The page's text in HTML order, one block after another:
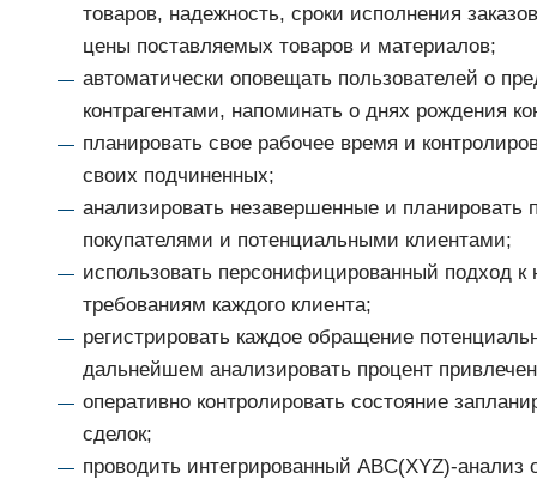
товаров, надежность, сроки исполнения
цены поставляемых товаров и материалов;
автоматически оповещать пользователей о
контрагентами, напоминать о днях рождения
планировать свое рабочее время и
своих подчиненных;
анализировать незавершенные и планировать
покупателями и потенциальными клиентами;
использовать персонифицированный подход
требованиям каждого клиента;
регистрировать каждое обращение
дальнейшем анализировать процент
оперативно контролировать состояние
сделок;
проводить интегрированный ABC(XYZ)-анализ